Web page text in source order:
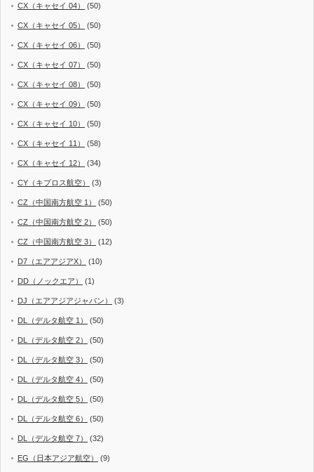
CX（キャセイ 04） (50)
CX（キャセイ 05） (50)
CX（キャセイ 06） (50)
CX（キャセイ 07） (50)
CX（キャセイ 08） (50)
CX（キャセイ 09） (50)
CX（キャセイ 10） (50)
CX（キャセイ 11） (58)
CX（キャセイ 12） (34)
CY（キプロス航空） (3)
CZ（中国南方航空 1） (50)
CZ（中国南方航空 2） (50)
CZ（中国南方航空 3） (12)
D7（エアアジアX） (10)
DD（ノックエア） (1)
DJ（エアアジアジャパン） (3)
DL（デルタ航空 1） (50)
DL（デルタ航空 2） (50)
DL（デルタ航空 3） (50)
DL（デルタ航空 4） (50)
DL（デルタ航空 5） (50)
DL（デルタ航空 6） (50)
DL（デルタ航空 7） (32)
EG（日本アジア航空） (9)